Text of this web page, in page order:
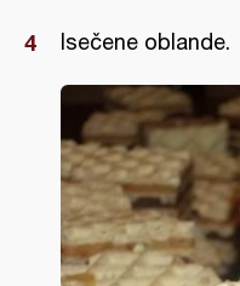
Isečene oblande.